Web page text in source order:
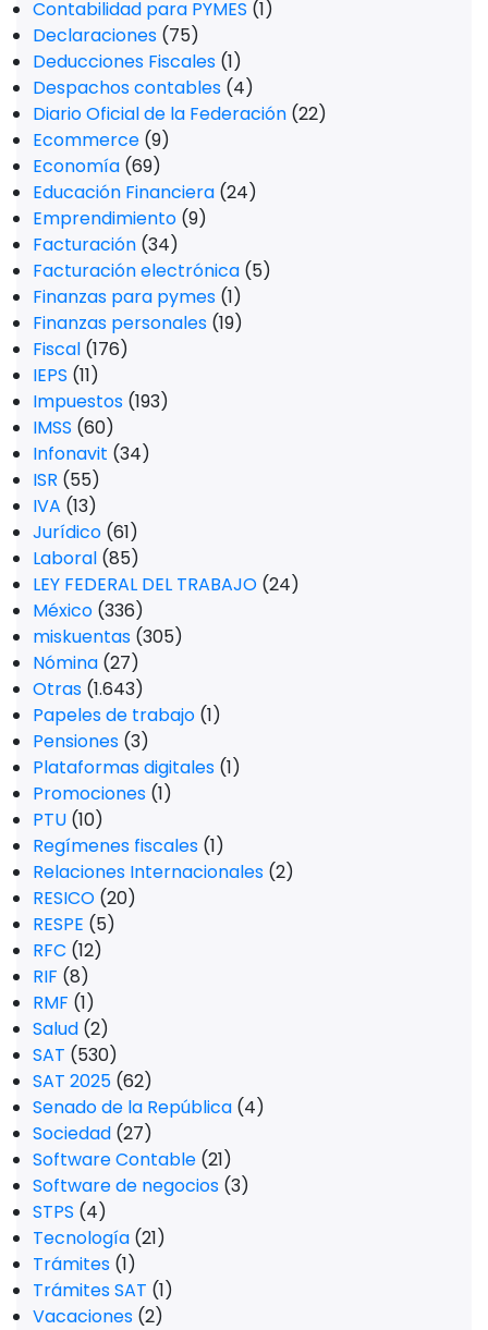
Contabilidad para PYMES (1)
Declaraciones (75)
Deducciones Fiscales (1)
Despachos contables (4)
Diario Oficial de la Federación (22)
Ecommerce (9)
Economía (69)
Educación Financiera (24)
Emprendimiento (9)
Facturación (34)
Facturación electrónica (5)
Finanzas para pymes (1)
Finanzas personales (19)
Fiscal (176)
IEPS (11)
Impuestos (193)
IMSS (60)
Infonavit (34)
ISR (55)
IVA (13)
Jurídico (61)
Laboral (85)
LEY FEDERAL DEL TRABAJO (24)
México (336)
miskuentas (305)
Nómina (27)
Otras (1.643)
Papeles de trabajo (1)
Pensiones (3)
Plataformas digitales (1)
Promociones (1)
PTU (10)
Regímenes fiscales (1)
Relaciones Internacionales (2)
RESICO (20)
RESPE (5)
RFC (12)
RIF (8)
RMF (1)
Salud (2)
SAT (530)
SAT 2025 (62)
Senado de la República (4)
Sociedad (27)
Software Contable (21)
Software de negocios (3)
STPS (4)
Tecnología (21)
Trámites (1)
Trámites SAT (1)
Vacaciones (2)